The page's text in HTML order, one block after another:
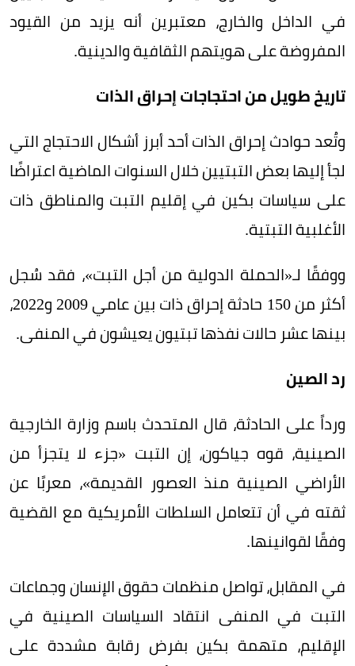
في الداخل والخارج، معتبرين أنه يزيد من القيود
المفروضة على هويتهم الثقافية والدينية.
تاريخ طويل من احتجاجات إحراق الذات
وتُعد حوادث إحراق الذات أحد أبرز أشكال الاحتجاج التي
لجأ إليها بعض التبتيين خلال السنوات الماضية اعتراضًا
على سياسات بكين في إقليم التبت والمناطق ذات
الأغلبية التبتية.
ووفقًا لـ«الحملة الدولية من أجل التبت»، فقد سُجل
أكثر من 150 حادثة إحراق ذات بين عامي 2009 و2022،
بينها عشر حالات نفذها تبتيون يعيشون في المنفى.
رد الصين
ورداً على الحادثة، قال المتحدث باسم وزارة الخارجية
الصينية، قوه جياكون، إن التبت «جزء لا يتجزأ من
الأراضي الصينية منذ العصور القديمة»، معربًا عن
ثقته في أن تتعامل السلطات الأمريكية مع القضية
وفقًا لقوانينها.
في المقابل، تواصل منظمات حقوق الإنسان وجماعات
التبت في المنفى انتقاد السياسات الصينية في
الإقليم، متهمة بكين بفرض رقابة مشددة على